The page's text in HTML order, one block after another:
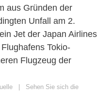
aus Gründen der
Unfall am 2.
Jet der Japan Airlines
Tokio-
Flugzeug der
| Sehen Sie sich die